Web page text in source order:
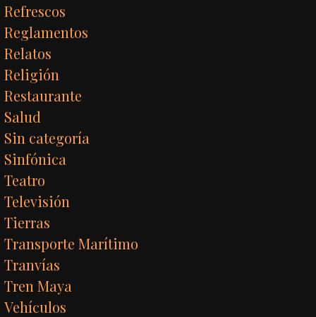
Refrescos
Reglamentos
Relatos
Religión
Restaurante
Salud
Sin categoría
Sinfónica
Teatro
Televisión
Tierras
Transporte Marítimo
Tranvías
Tren Maya
Vehículos